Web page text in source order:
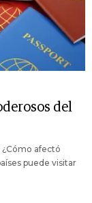
del
afectó
puede visitar